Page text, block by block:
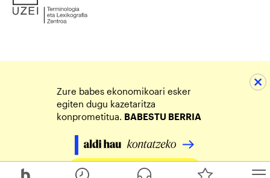
Zure babes ekonomikoari esker
egiten dugu kazetaritza
konprometitua. BABESTU BERRIA
Egin zure ekarpena